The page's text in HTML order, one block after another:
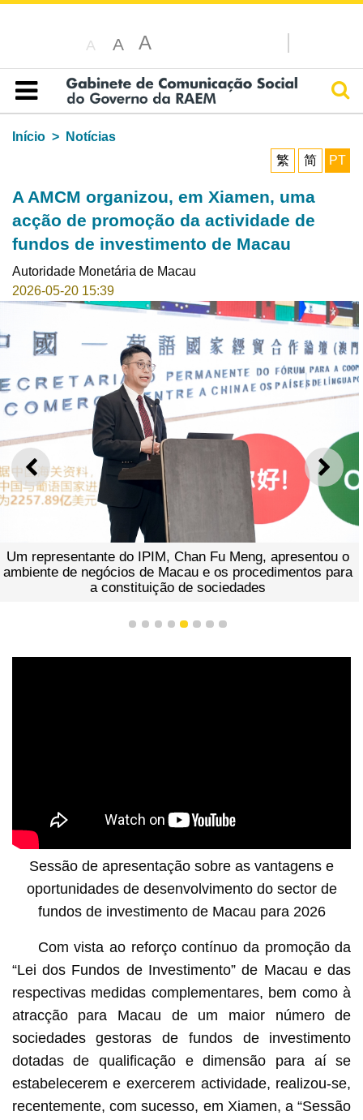
A A A
Índice
Início
Notícias
繁
简 PT
A AMCM organizou, em Xiamen, uma
acção de promoção da actividade de
fundos de investimento de Macau
Autoridade Monetária de Macau
2026-05-20 15:39
ANTERIOR
Um representante do IPIM, Chan Fu Meng, apresentou o
ambiente de negócios de Macau e os procedimentos para
a constituição de sociedades
1 2 3 4 5 6 7 8
Sessão de apresentação sobre as vantagens e
oportunidades de desenvolvimento do sector de
fundos de investimento de Macau para 2026
Com vista ao reforço contínuo da promoção da
“Lei dos Fundos de Investimento” de Macau e das
respectivas medidas complementares, bem como à
atracção para Macau de um maior número de
sociedades gestoras de fundos de investimento
dotadas de qualificação e dimensão para aí se
estabelecerem e exercerem actividade, realizou-se,
recentemente, com sucesso, em Xiamen, a “Sessão